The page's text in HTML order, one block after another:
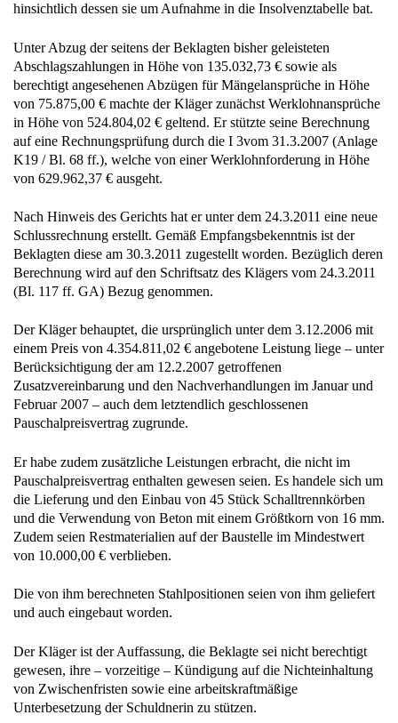
hinsichtlich dessen sie um Aufnahme in die Insolvenztabelle bat.
Unter Abzug der seitens der Beklagten bisher geleisteten
Abschlagszahlungen in Höhe von 135.032,73 € sowie als
berechtigt angesehenen Abzügen für Mängelansprüche in Höhe
von 75.875,00 € machte der Kläger zunächst Werklohnansprüche
in Höhe von 524.804,02 € geltend. Er stützte seine Berechnung
auf eine Rechnungsprüfung durch die I 3vom 31.3.2007 (Anlage
K19 / Bl. 68 ff.), welche von einer Werklohnforderung in Höhe
von 629.962,37 € ausgeht.
Nach Hinweis des Gerichts hat er unter dem 24.3.2011 eine neue
Schlussrechnung erstellt. Gemäß Empfangsbekenntnis ist der
Beklagten diese am 30.3.2011 zugestellt worden. Bezüglich deren
Berechnung wird auf den Schriftsatz des Klägers vom 24.3.2011
(Bl. 117 ff. GA) Bezug genommen.
Der Kläger behauptet, die ursprünglich unter dem 3.12.2006 mit
einem Preis von 4.354.811,02 € angebotene Leistung liege – unter
Berücksichtigung der am 12.2.2007 getroffenen
Zusatzvereinbarung und den Nachverhandlungen im Januar und
Februar 2007 – auch dem letztendlich geschlossenen
Pauschalpreisvertrag zugrunde.
Er habe zudem zusätzliche Leistungen erbracht, die nicht im
Pauschalpreisvertrag enthalten gewesen seien. Es handele sich um
die Lieferung und den Einbau von 45 Stück Schalltrennkörben
und die Verwendung von Beton mit einem Größtkorn von 16 mm.
Zudem seien Restmaterialien auf der Baustelle im Mindestwert
von 10.000,00 € verblieben.
Die von ihm berechneten Stahlpositionen seien von ihm geliefert
und auch eingebaut worden.
Der Kläger ist der Auffassung, die Beklagte sei nicht berechtigt
gewesen, ihre – vorzeitige – Kündigung auf die Nichteinhaltung
von Zwischenfristen sowie eine arbeitskraftmäßige
Unterbesetzung der Schuldnerin zu stützen.